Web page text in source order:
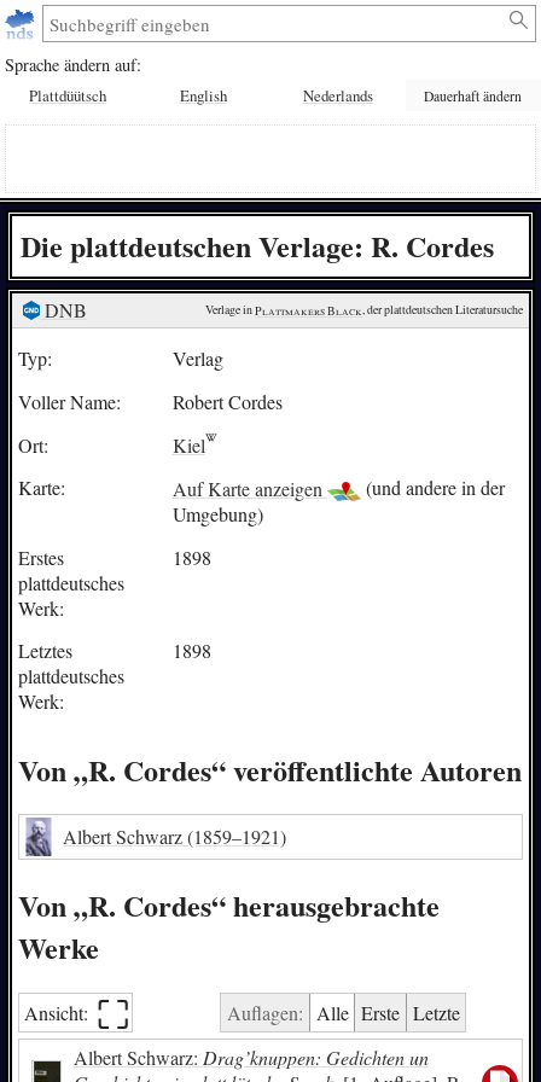
Sprache ändern auf:
Plattdüütsch English Nederlands Dauerhaft ändern
Die plattdeutschen Verlage: R. Cordes
DNB Verlage in Plattmakers Black, der plattdeutschen Literatursuche
Typ:
Verlag
Voller Name:
Robert Cordes
Ort:
Kiel
Karte:
Auf Karte anzeigen
(und andere in der
Umgebung)
Erstes
plattdeutsches
Werk:
1898
Letztes
plattdeutsches
Werk:
1898
Von „R. Cordes“ veröffentlichte Autoren
Albert Schwarz(1859–1921)
Von „R. Cordes“ herausgebrachte
Werke
Ansicht: ⛶︎ Auflagen: Alle Erste Letzte
Albert Schwarz: Drag’knuppen: Gedichten un